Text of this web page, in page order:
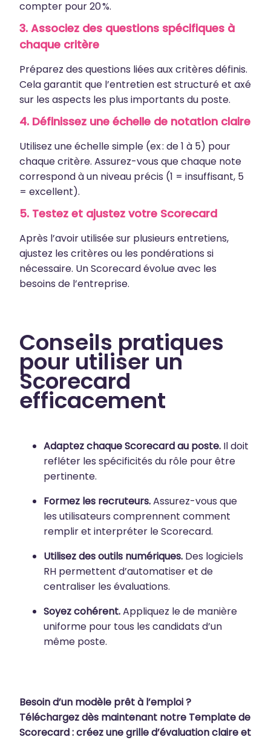
compter pour 20 %.
3. Associez des questions spécifiques à
chaque critère
Préparez des questions liées aux critères définis.
Cela garantit que l’entretien est structuré et axé
sur les aspects les plus importants du poste.
4. Définissez une échelle de notation claire
Utilisez une échelle simple (ex : de 1 à 5) pour
chaque critère. Assurez-vous que chaque note
correspond à un niveau précis (1 = insuffisant, 5
= excellent).
5. Testez et ajustez votre Scorecard
Après l’avoir utilisée sur plusieurs entretiens,
ajustez les critères ou les pondérations si
nécessaire. Un Scorecard évolue avec les
besoins de l’entreprise.
Conseils pratiques
pour utiliser un
Scorecard
efficacement
Adaptez chaque Scorecard au poste. Il doit
refléter les spécificités du rôle pour être
pertinente.
Formez les recruteurs.Assurez-vous que
les utilisateurs comprennent comment
remplir et interpréter le Scorecard.
Utilisez des outils numériques. Des logiciels
RH permettent d’automatiser et de
centraliser les évaluations.
Soyez cohérent.Appliquez le de manière
uniforme pour tous les candidats d’un
même poste.
Besoin d’un modèle prêt à l’emploi ?
Téléchargez dès maintenant notre Template de
Scorecard : créez une grille d’évaluation claire et